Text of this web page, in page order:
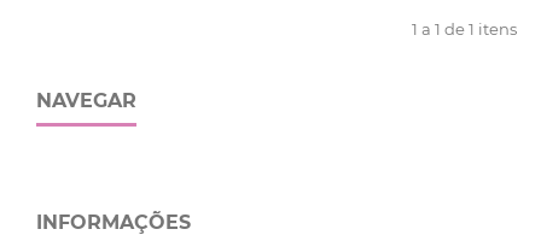
1 a 1 de 1 itens
NAVEGAR
INFORMAÇÕES